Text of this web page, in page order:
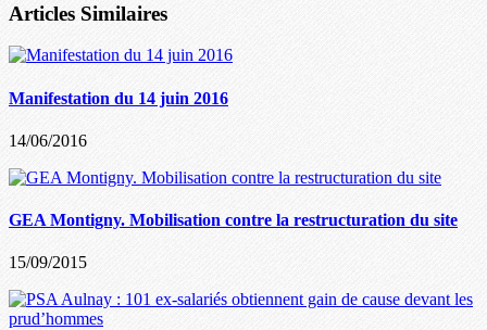
Articles Similaires
Manifestation du 14 juin 2016
14/06/2016
GEA Montigny. Mobilisation contre la restructuration du site
15/09/2015